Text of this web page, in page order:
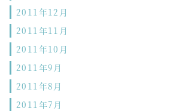
2011年12月
2011年11月
2011年10月
2011年9月
2011年8月
2011年7月